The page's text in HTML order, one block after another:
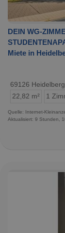
DEIN WG-
Miete in
69126
22,82 m²
1
Quelle: Internet-
Aktualisiert: 9 Stunden,